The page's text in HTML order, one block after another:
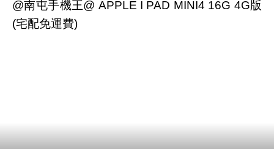
@南屯手機王@ APPLE I PAD MINI4 16G 4G版
(宅配免運費)